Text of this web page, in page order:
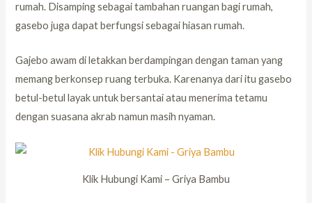
rumah. Disamping sebagai tambahan ruangan bagi rumah,
gasebo juga dapat berfungsi sebagai hiasan rumah.
Gajebo awam di letakkan berdampingan dengan taman yang
memang berkonsep ruang terbuka. Karenanya dari itu gasebo
betul-betul layak untuk bersantai atau menerima tetamu
dengan suasana akrab namun masih nyaman.
Klik Hubungi Kami – Griya Bambu